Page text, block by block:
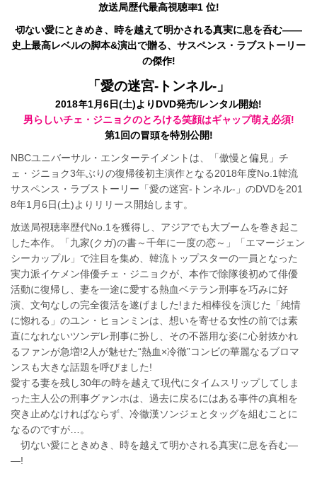
放送局歴代最高視聴率1 位!
切ない愛にときめき、時を越えて明かされる真実に息を呑む――
史上最高レベルの脚本&演出で贈る、サスペンス・ラブストーリー
の傑作!
「愛の迷宮-トンネル-」
2018年1月6日(土)よりDVD発売/レンタル開始!
男らしいチェ・ジニョクのとろける笑顔はギャップ萌え必須!
第1回の冒頭を特別公開!
NBCユニバーサル・エンターテイメントは、「傲慢と偏見」チ
ェ・ジニョク3年ぶりの復帰後初主演作となる2018年度No.1韓流
サスペンス・ラブストーリー「愛の迷宮‐トンネル‐」のDVDを201
8年1月6日(土)よりリリース開始します。
放送局視聴率歴代No.1を獲得し、アジアでも大ブームを巻き起こ
した本作。「九家(クガ)の書～千年に一度の恋～」「エマージェン
シーカップル」で注目を集め、韓流トップスターの一員となった
実力派イケメン俳優チェ・ジニョクが、本作で除隊後初めて俳優
活動に復帰し、妻を一途に愛する熱血ベテラン刑事を巧みに好
演、文句なしの完全復活を遂げました!また相棒役を演じた「純情
に惚れる」のユン・ヒョンミンは、想いを寄せる女性の前では素
直になれないツンデレ刑事に扮し、その不器用な姿に心射抜かれ
るファンが急増!2人が魅せた“熱血×冷徹”コンビの華麗なるブロマ
ンスも大きな話題を呼びました!
愛する妻を残し30年の時を越えて現代にタイムスリップしてしま
った主人公の刑事グァンホは、過去に戻るにはある事件の真相を
突き止めなければならず、冷徹漢ソンジェとタッグを組むことに
なるのですが…。
切ない愛にときめき、時を越えて明かされる真実に息を呑む―
―!